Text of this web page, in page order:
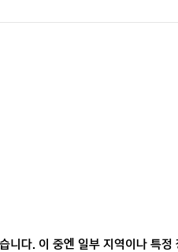
니다. 이 중엔 일부 지역이나 특